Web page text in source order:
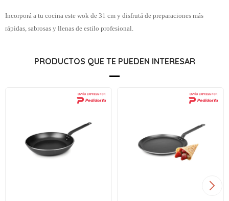
Incorporá a tu cocina este wok de 31 cm y disfrutá de preparaciones más
rápidas, sabrosas y llenas de estilo profesional.
PRODUCTOS QUE TE PUEDEN INTERESAR